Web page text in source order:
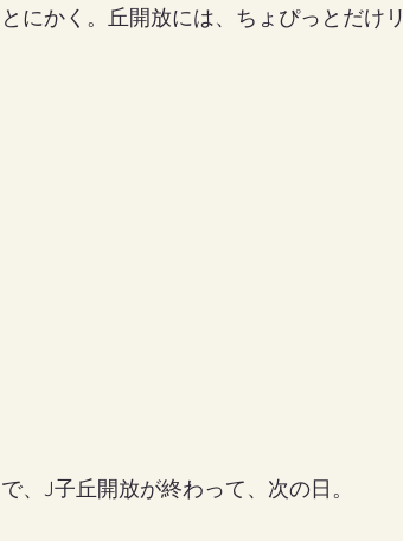
とにかく。丘開放には、ちょぴっとだけ
で、J子丘開放が終わって、次の日。